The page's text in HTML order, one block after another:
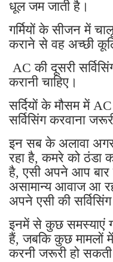
धूल जम जाती है।
गर्मियों के सीजन में
कराने से वह अच्छी
AC की दूसरी
करानी चाहिए।
सर्दियों के मौसम में
सर्विसिंग करवाना
इन सब के अलावा
रहा है, कमरे को ठंडा
है, एसी अपने आप बार
असामान्य आवाज आ
अपने एसी की
इनमें से कुछ समस्याएं
हैं, जबकि कुछ मामलों
करनी जरूरी हो